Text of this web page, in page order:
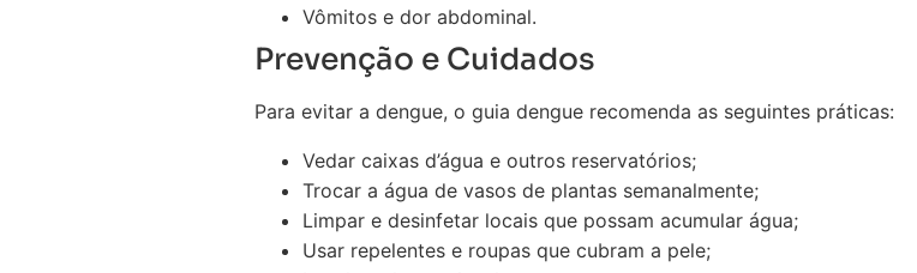
Vômitos e dor abdominal.
Prevenção e Cuidados
Para evitar a dengue, o guia dengue recomenda as seguintes práticas:
Vedar caixas d’água e outros reservatórios;
Trocar a água de vasos de plantas semanalmente;
Limpar e desinfetar locais que possam acumular água;
Usar repelentes e roupas que cubram a pele;